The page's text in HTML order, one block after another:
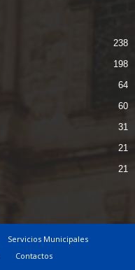
238
198
64
60
31
21
21
Servicios Municipales
Contactos